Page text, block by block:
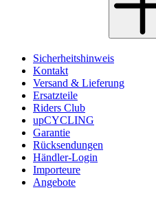
Sicherheitshinweis
Kontakt
Versand & Lieferung
Ersatzteile
Riders Club
upCYCLING
Garantie
Rücksendungen
Händler-Login
Importeure
Angebote